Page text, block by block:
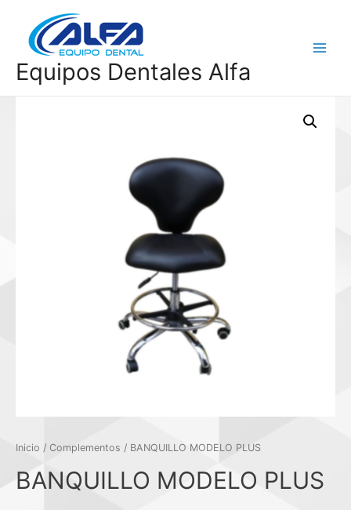
contenido
Equipos Dentales Alfa
Inicio / Complementos / BANQUILLO MODELO PLUS
BANQUILLO MODELO PLUS